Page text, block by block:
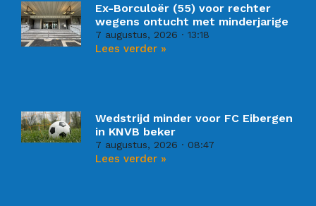
Ex-Borculoër (55) voor rechter
wegens ontucht met minderjarige
7 augustus, 2026 13:18
Lees verder »
Wedstrijd minder voor FC Eibergen
in KNVB beker
7 augustus, 2026 08:47
Lees verder »